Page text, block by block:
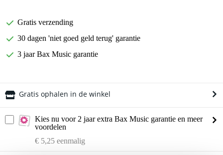
Gratis verzending
30 dagen 'niet goed geld terug' garantie
3 jaar Bax Music garantie
Gratis ophalen in de winkel
Kies nu voor 2 jaar extra Bax Music garantie en meer
voordelen
€ 5,25 eenmalig